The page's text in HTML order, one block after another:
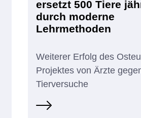
ersetzt 500 Tiere
durch moderne
Lehrmethoden
Weiterer Erfolg des
Projektes von Ärzte
Tierversuche